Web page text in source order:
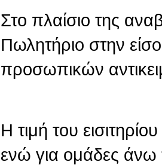
Στο πλαίσιο της
Πωλητήριο στην
προσωπικών
Η τιμή του
ενώ για ομάδες άνω